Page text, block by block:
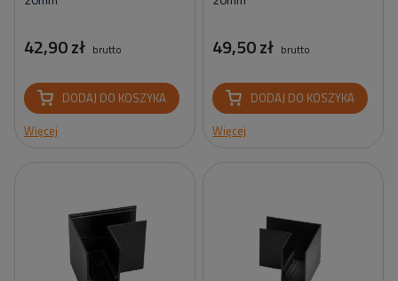
42,90 zł brutto
DODAJ DO KOSZYKA
Więcej
49,50 zł brutto
DODAJ DO KOSZYKA
Więcej